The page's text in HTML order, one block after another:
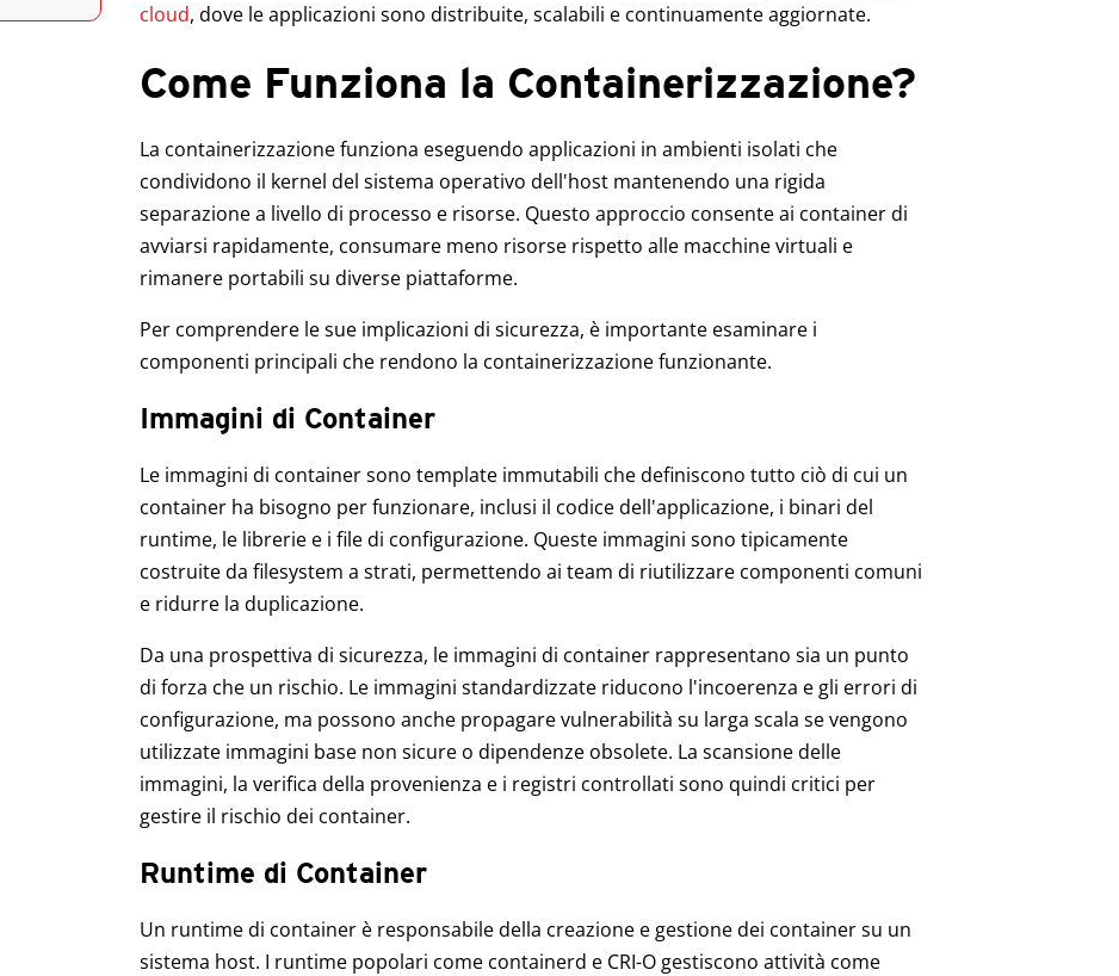
cloud, dove le applicazioni sono distribuite, scalabili e continuamente aggiornate.
Come Funziona la Containerizzazione?
La containerizzazione funziona eseguendo applicazioni in ambienti isolati che
condividono il kernel del sistema operativo dell'host mantenendo una rigida
separazione a livello di processo e risorse. Questo approccio consente ai container di
avviarsi rapidamente, consumare meno risorse rispetto alle macchine virtuali e
rimanere portabili su diverse piattaforme.
Per comprendere le sue implicazioni di sicurezza, è importante esaminare i
componenti principali che rendono la containerizzazione funzionante.
Immagini di Container
Le immagini di container sono template immutabili che definiscono tutto ciò di cui un
container ha bisogno per funzionare, inclusi il codice dell'applicazione, i binari del
runtime, le librerie e i file di configurazione. Queste immagini sono tipicamente
costruite da filesystem a strati, permettendo ai team di riutilizzare componenti comuni
e ridurre la duplicazione.
Da una prospettiva di sicurezza, le immagini di container rappresentano sia un punto
di forza che un rischio. Le immagini standardizzate riducono l'incoerenza e gli errori di
configurazione, ma possono anche propagare vulnerabilità su larga scala se vengono
utilizzate immagini base non sicure o dipendenze obsolete. La scansione delle
immagini, la verifica della provenienza e i registri controllati sono quindi critici per
gestire il rischio dei container.
Runtime di Container
Un runtime di container è responsabile della creazione e gestione dei container su un
sistema host. I runtime popolari come containerd e CRI-O gestiscono attività come